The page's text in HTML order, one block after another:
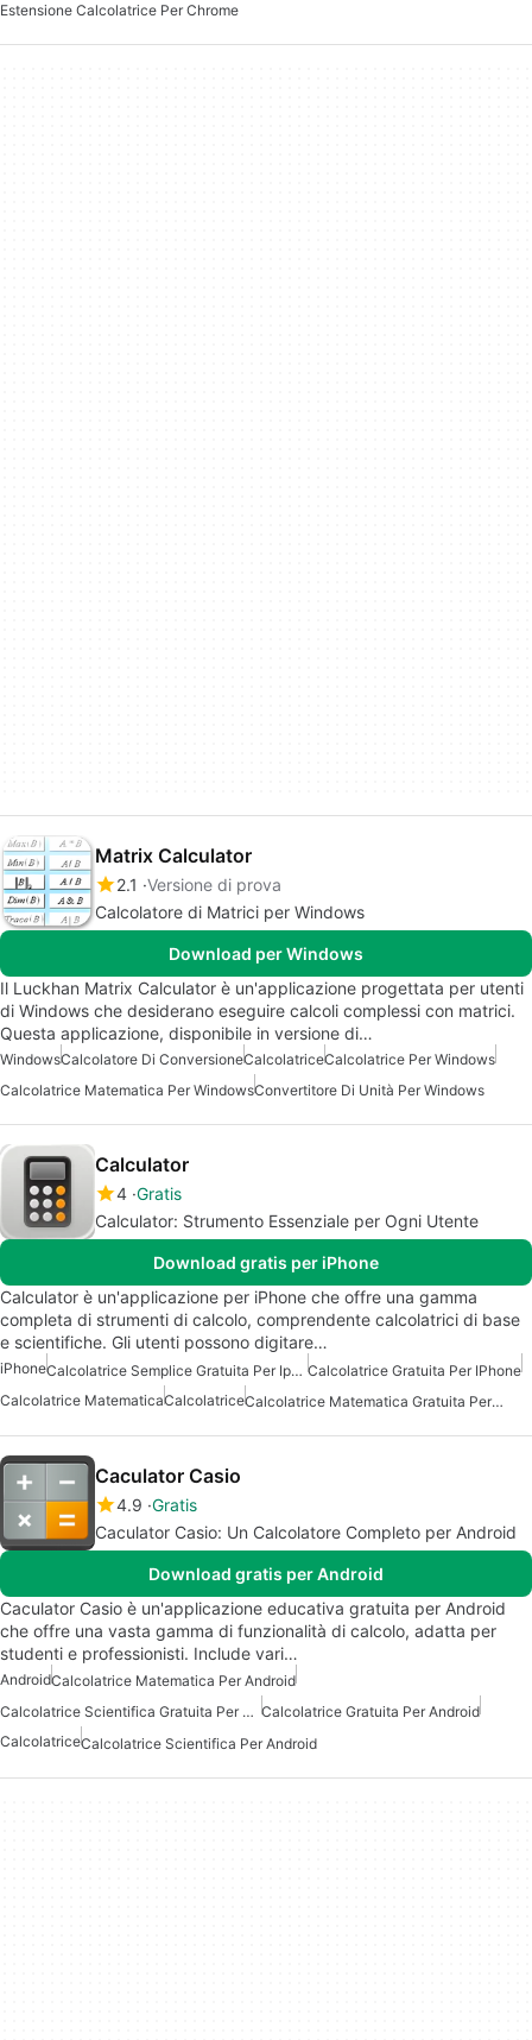
Estensione Calcolatrice Per Chrome
Matrix Calculator
2.1 Versione di prova
Calcolatore di Matrici per Windows
Download per Windows
Il Luckhan Matrix Calculator è un'applicazione progettata per utenti
di Windows che desiderano eseguire calcoli complessi con matrici.
Questa applicazione, disponibile in versione di…
WindowsCalcolatore Di ConversioneCalcolatriceCalcolatrice Per Windows
Calcolatrice Matematica Per WindowsConvertitore Di Unità Per Windows
Calculator
4 Gratis
Calculator: Strumento Essenziale per Ogni Utente
Download gratis per iPhone
Calculator è un'applicazione per iPhone che offre una gamma
completa di strumenti di calcolo, comprendente calcolatrici di base
e scientifiche. Gli utenti possono digitare…
iPhone Calcolatrice Semplice Gratuita Per Iphone Calcolatrice Gratuita Per IPhone
Calcolatrice MatematicaCalcolatrice Calcolatrice Matematica Gratuita Per IPhone
Caculator Casio
4.9 Gratis
Caculator Casio: Un Calcolatore Completo per Android
Download gratis per Android
Caculator Casio è un'applicazione educativa gratuita per Android
che offre una vasta gamma di funzionalità di calcolo, adatta per
studenti e professionisti. Include vari…
AndroidCalcolatrice Matematica Per Android
Calcolatrice Scientifica Gratuita Per Android Calcolatrice Gratuita Per Android
CalcolatriceCalcolatrice Scientifica Per Android